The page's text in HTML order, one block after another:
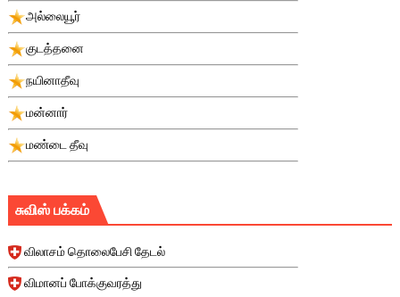
அல்லையூர்
குடத்தனை
நயினாதீவு
மன்னார்
மண்டை தீவு
சுவிஸ் பக்கம்
விலாசம் தொலைபேசி தேடல்
விமானப் போக்குவரத்து